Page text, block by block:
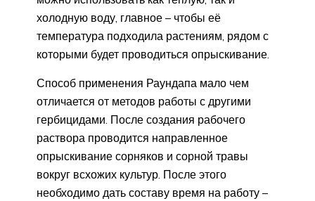
холодную воду, главное – чтобы её
температура подходила растениям, рядом с
которыми будет проводиться опрыскивание.
Способ применения Раундапа мало чем
отличается от методов работы с другими
гербицидами. После создания рабочего
раствора проводится направленное
опрыскивание сорняков и сорной травы
вокруг всхожих культур. После этого
необходимо дать составу время на работу –